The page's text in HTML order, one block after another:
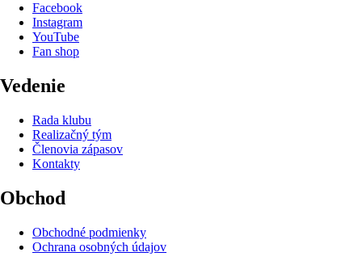
Facebook
Instagram
YouTube
Fan shop
Vedenie
Rada klubu
Realizačný tým
Členovia zápasov
Kontakty
Obchod
Obchodné podmienky
Ochrana osobných údajov